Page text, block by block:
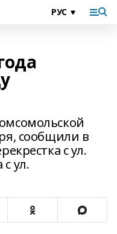
сообщили в
с ул.
ул.